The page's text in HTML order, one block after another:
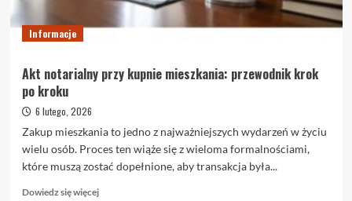
je
Informacje
Akt notarialny przy kupnie mieszkania: przewodnik krok
po kroku
6 lutego, 2026
Zakup mieszkania to jedno z najważniejszych wydarzeń w życiu
wielu osób. Proces ten wiąże się z wieloma formalnościami,
które muszą zostać dopełnione, aby transakcja była...
Dowiedz się więcejDowiedz